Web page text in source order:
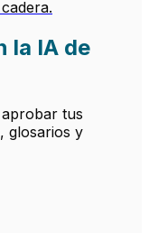
la IA de
tus
glosarios y